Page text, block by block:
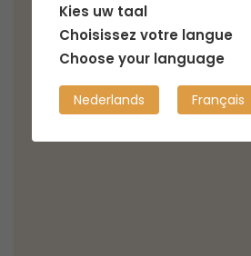
Kies uw taal
Choisissez votre langue
Choose your language
Nederlands Français